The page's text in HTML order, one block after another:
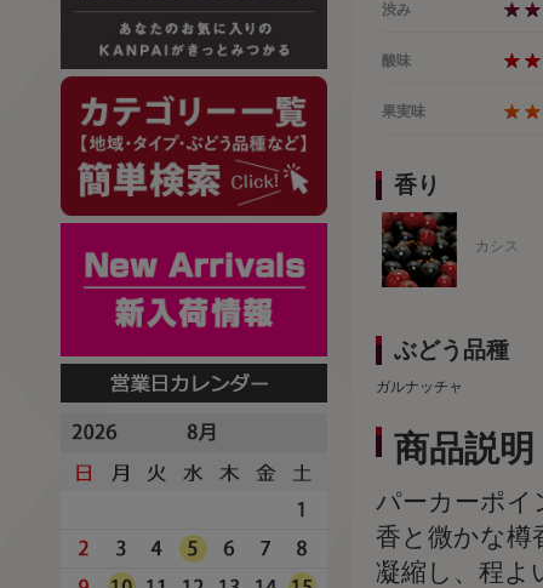
渋み
酸味
果実味
香り
カシス
ぶどう品種
ガルナッチャ
商品説明
パーカーポイ
香と微かな樽
凝縮し、程よ